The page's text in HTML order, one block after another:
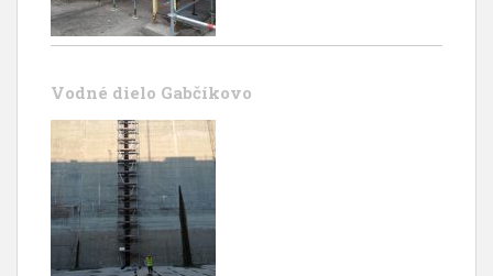
Vodné dielo Gabčíkovo